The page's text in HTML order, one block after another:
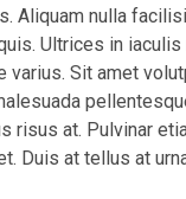
Aliquam nulla
Ultrices in
Sit amet
at. Pulvinar
Duis at tellus at